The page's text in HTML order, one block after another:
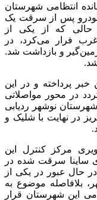
انتظامی شهرستان
پس از سرقت یک
حالی که از یکی از
فرار می‌کرد، در
و بازداشت شد.
پرداخته و در این
در محور مواصلاتی
نوشهر ردیابی
در نهایت با شلیک و
مرکز کنترل این
ساینا سرقت شده در
حال عبور در یکی از
بلافاصله موضوع به
این شهرستان قرار